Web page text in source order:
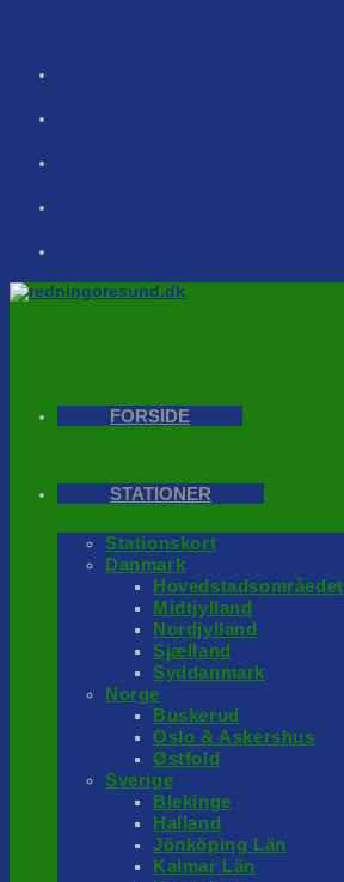
FORSIDE
STATIONER
Stationskort
Danmark
Hovedstadsområedet
Midtjylland
Nordjylland
Sjælland
Syddanmark
Norge
Buskerud
Oslo & Askershus
Østfold
Sverige
Blekinge
Halland
Jönköping Län
Kalmar Län